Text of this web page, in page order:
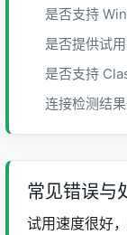
是否支持
是否提供试
是否支持
连接检测结
常见错误与
试用速度很好